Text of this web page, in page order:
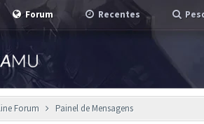
Forum Recentes
Forum Painel de Mensagens